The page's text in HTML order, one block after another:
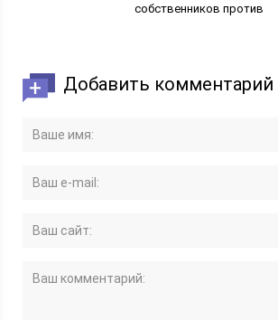
собственников против
Добавить комментарий